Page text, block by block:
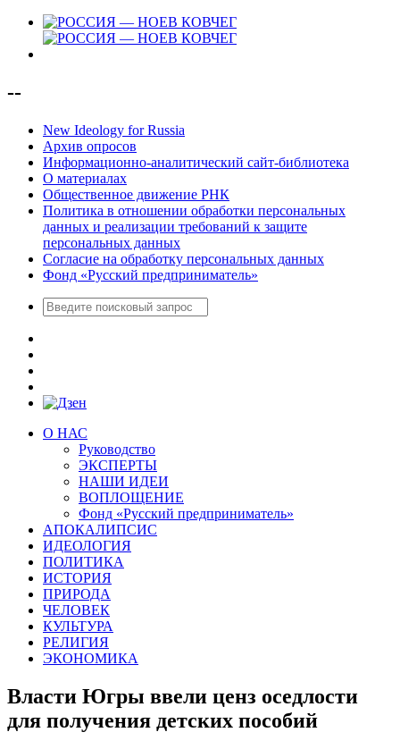
--
New Ideology for Russia
Архив опросов
Информационно-аналитический сайт-библиотека
О материалах
Общественное движение РНК
Политика в отношении обработки персональных
данных и реализации требований к защите
персональных данных
Согласие на обработку персональных данных
Фонд «Русский предприниматель»
О НАС
Руководство
ЭКСПЕРТЫ
НАШИ ИДЕИ
ВОПЛОЩЕНИЕ
Фонд «Русский предприниматель»
АПОКАЛИПСИС
ИДЕОЛОГИЯ
ПОЛИТИКА
ИСТОРИЯ
ПРИРОДА
ЧЕЛОВЕК
КУЛЬТУРА
РЕЛИГИЯ
ЭКОНОМИКА
Власти Югры ввели ценз оседлости
для получения детских пособий